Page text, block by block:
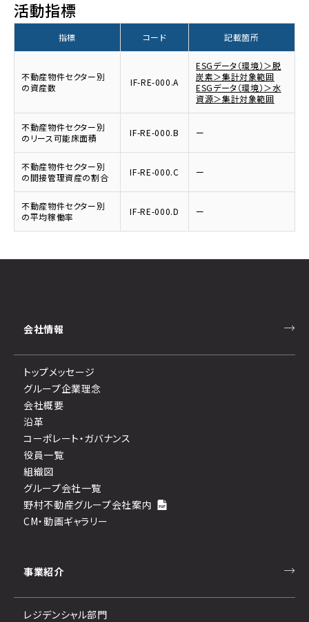
活動指標
指標 コード 記載箇所
不動産物件セクター別
の資産数
IF-RE-000.A
ESGデータ（環境）＞脱
炭素＞集計対象範囲
ESGデータ（環境）＞水
資源＞集計対象範囲
不動産物件セクター別
のリース可能床面積
IF-RE-000.B ー
不動産物件セクター別
の間接管理資産の割合
IF-RE-000.C ー
不動産物件セクター別
の平均稼働率
IF-RE-000.D ー
会社情報
トップメッセージ
グループ企業理念
会社概要
沿革
コーポレート・ガバナンス
役員一覧
組織図
グループ会社一覧
野村不動産グループ会社案内
CM・動画ギャラリー
事業紹介
レジデンシャル部門